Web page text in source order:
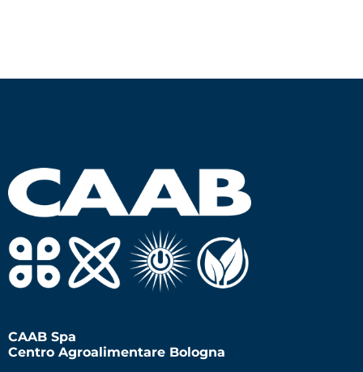
CAAB Spa
Centro Agroalimentare Bologna